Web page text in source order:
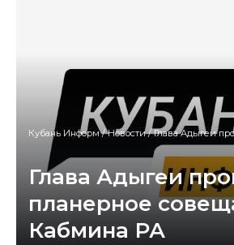
Кубань Информ/Новости/Глава Адыгеи провел
Глава Адыгеи
планерное
Кабмина РА